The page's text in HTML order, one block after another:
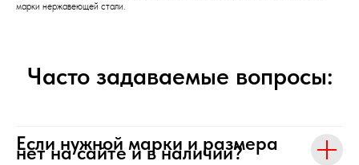
марки нержавеющей стали.
Часто задаваемые вопросы:
Если нужной марки и размера
нет на сайте и в наличии?